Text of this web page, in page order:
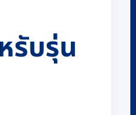
รับรุ่น